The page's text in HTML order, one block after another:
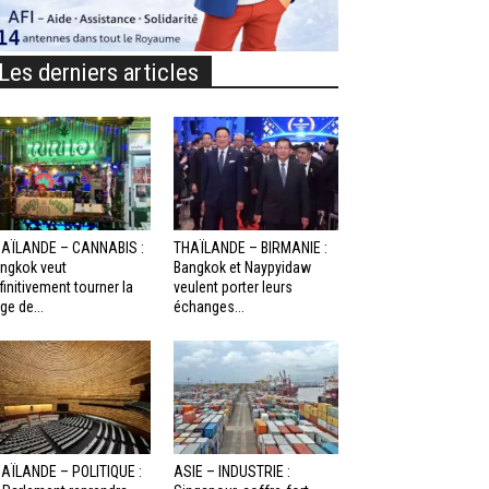
derniers articles
– CANNABIS :
veut
tourner la
de...
THAÏLANDE – BIRMANIE :
Bangkok et Naypyidaw
veulent porter leurs
échanges...
– POLITIQUE :
ASIE – INDUSTRIE :